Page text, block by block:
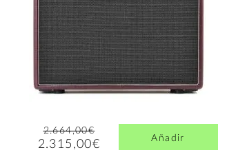
2.664,00€
2.315,00€ Añadir